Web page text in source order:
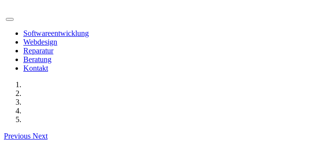
Softwareentwicklung
Webdesign
Reparatur
Beratung
Kontakt
Previous Next